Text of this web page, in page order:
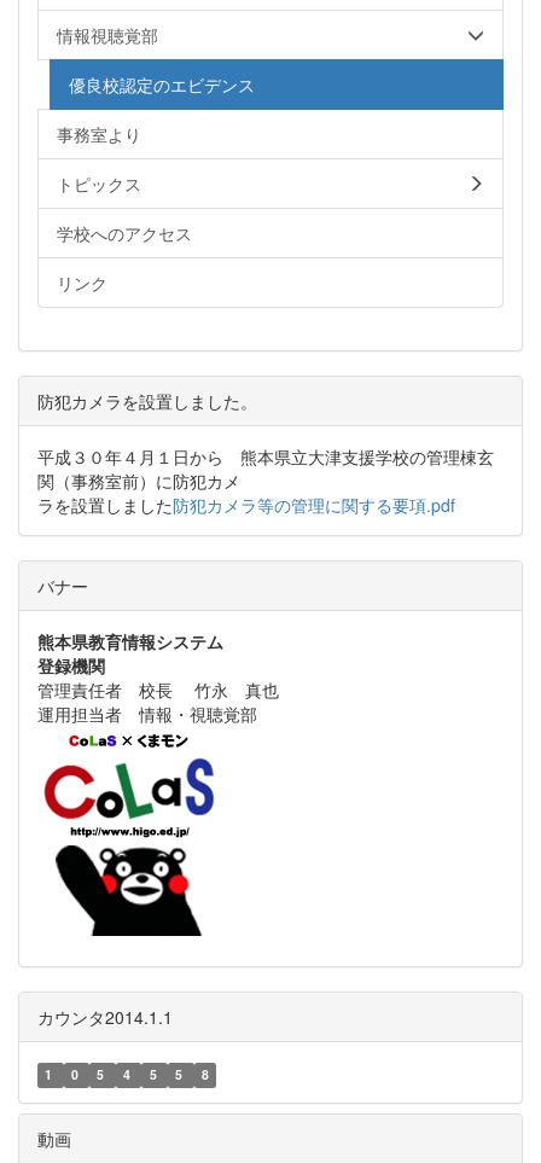
情報視聴覚部
優良校認定のエビデンス
事務室より
トピックス
学校へのアクセス
リンク
防犯カメラを設置しました。
平成３０年４月１日から 熊本県立大津支援学校の管理棟玄
関（事務室前）に防犯カメ
ラを設置しました防犯カメラ等の管理に関する要項.pdf
バナー
熊本県教育情報システム
登録機関
管理責任者 校長 竹永 真也
運用担当者 情報・視聴覚部
カウンタ2014.1.1
1 0 5 4 5 5 8
動画